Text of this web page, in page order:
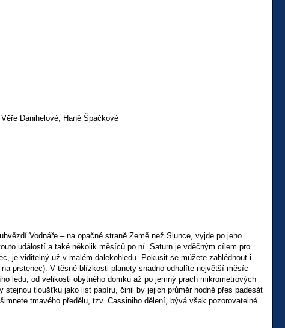
Danihelové, Haně Špačkové
Vodnáře – na opačné straně Země než Slunce, vyjde po jeho
událostí a také několik měsíců po ní. Saturn je vděčným cílem pro
je viditelný už v malém dalekohledu. Pokusit se můžete zahlédnout i
prstenec). V těsné blízkosti planety snadno odhalíte největší měsíc –
ledu, od velikosti obytného domku až po jemný prach mikrometrových
tloušťku jako list papíru, činil by jejich průměr hodně přes padesát
tmavého předělu, tzv. Cassiniho dělení, bývá však pozorovatelné